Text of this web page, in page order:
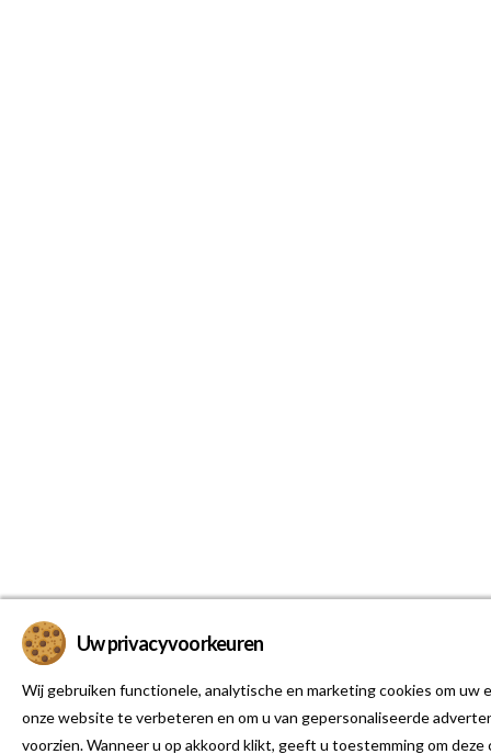
Uw privacyvoorkeuren
Wij gebruiken functionele, analytische en marketing cookies om uw
onze website te verbeteren en om u van gepersonaliseerde
voorzien. Wanneer u op akkoord klikt, geeft u toestemming om deze